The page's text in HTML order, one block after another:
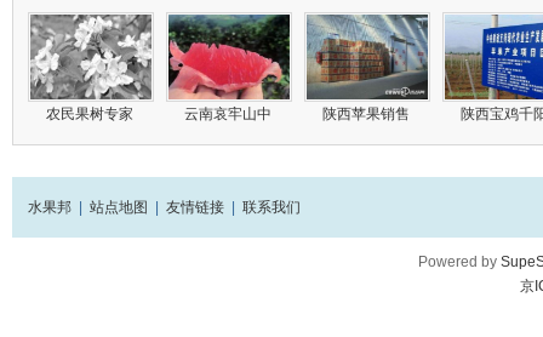
农民果树专家 云南哀牢山中 陕西苹果销售 陕西宝鸡千
水果邦 站点地图 友情链接 联系我们
Powered by
京